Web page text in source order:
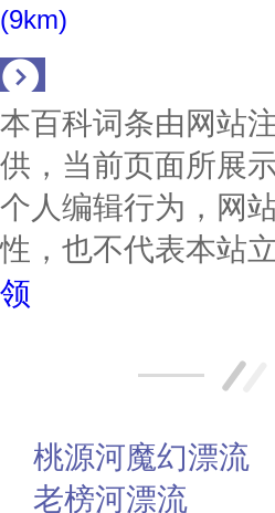
(9km)
本百科词条由网站
供，当前页面所展
个人编辑行为，网
性，也不代表本站
领
桃源河魔幻漂流
老榜河漂流